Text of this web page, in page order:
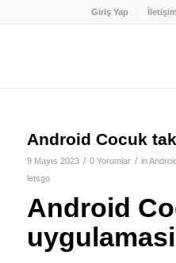
Giriş Yap İletişim
Android Cocuk
9 Mayıs 2023 / 0 Yorumlar / in
letsgo
Android
uygulamasi